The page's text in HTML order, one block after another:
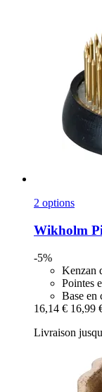
2 options
Wikholm
-5%
Kenzan
Pointes
Base en
16,14 € 16,99
Livraison